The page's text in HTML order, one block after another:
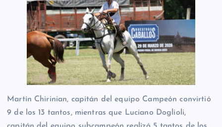
Martín Chirinian, capitán del equipo Campeón convirtió
9 de los 13 tantos, mientras que Luciano Doglioli,